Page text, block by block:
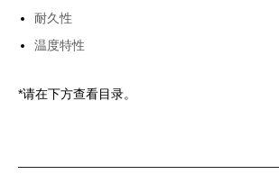
耐久性
温度特性
*请在下方查看目录。